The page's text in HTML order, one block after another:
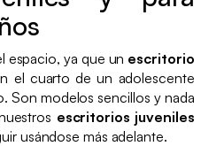
espacio, ya que un escritorio
el cuarto de un adolescente
Son modelos sencillos y nada
escritorios juveniles
usándose más adelante.